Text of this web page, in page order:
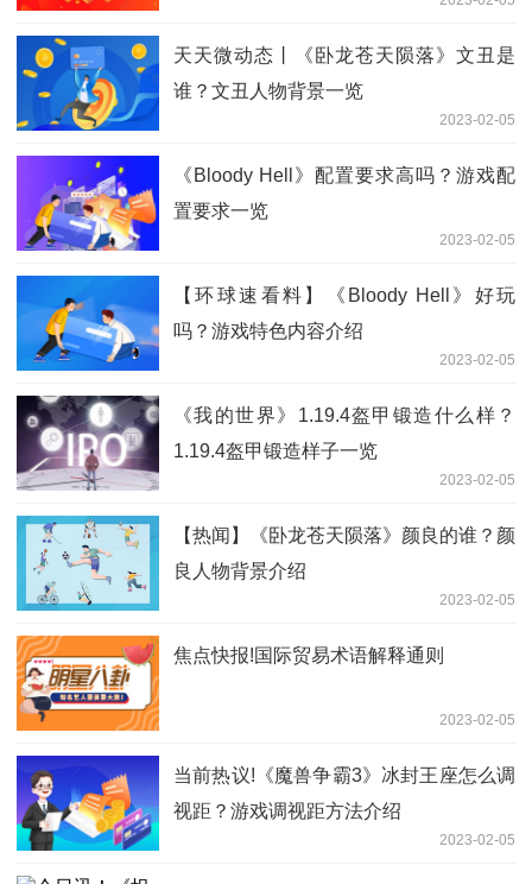
天天微动态丨《卧龙苍天陨落》文丑是
谁？文丑人物背景一览
2023-02-05
《Bloody Hell》配置要求高吗？游戏配
置要求一览
2023-02-05
【环球速看料】《Bloody Hell》好玩
吗？游戏特色内容介绍
2023-02-05
《我的世界》1.19.4盔甲锻造什么样？
1.19.4盔甲锻造样子一览
2023-02-05
【热闻】《卧龙苍天陨落》颜良的谁？颜
良人物背景介绍
2023-02-05
焦点快报!国际贸易术语解释通则
2023-02-05
当前热议!《魔兽争霸3》冰封王座怎么调
视距？游戏调视距方法介绍
2023-02-05